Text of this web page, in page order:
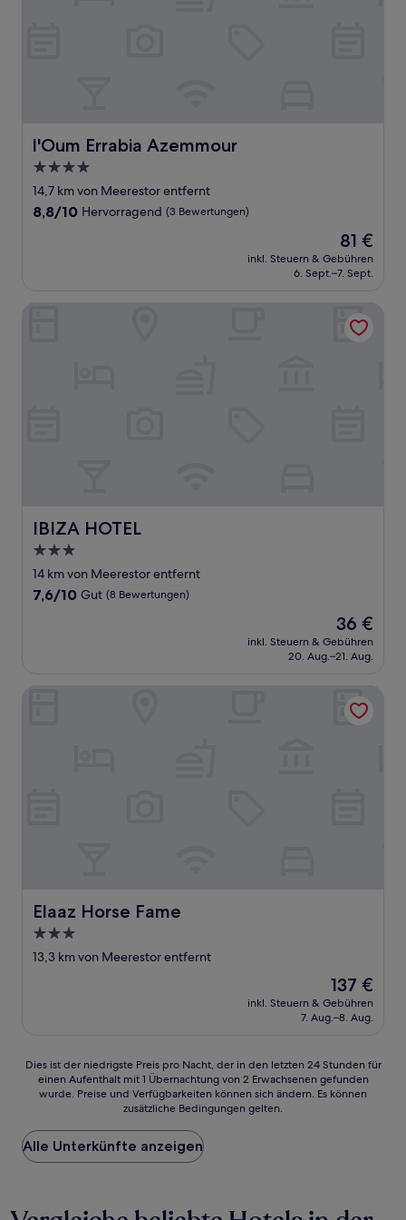
l'Oum Errabia Azemmour
l'Oum Errabia Azemmour
4.0-
Sterne-
Unterkunft
14,7 km von Meerestor entfernt
8.8
8,8/10 Hervorragend (3 Bewertungen)
Der
Preis
beträgt
81 €
inkl. Steuern & Gebühren
6. Sept.–7. Sept.
IBIZA HOTEL
IBIZA HOTEL
3.0-
Sterne-
Unterkunft
14 km von Meerestor entfernt
7.6
7,6/10 Gut (8 Bewertungen)
Der
Preis
beträgt
36 €
inkl. Steuern & Gebühren
20. Aug.–21. Aug.
Elaaz Horse Fame
Elaaz Horse Fame
3.0-
Sterne-
13,3 km von Meerestor entfernt
Der
Preis
beträgt
137 €
inkl. Steuern & Gebühren
7. Aug.–8. Aug.
Dies
der
Preis
pro
Nacht,
den
Dies ist der niedrigste Preis pro Nacht, der in den letzten 24 Stunden für
einen Aufenthalt mit 1 Übernachtung von 2 Erwachsenen gefunden
wurde. Preise und Verfügbarkeiten können sich ändern. Es können
zusätzliche Bedingungen gelten.
Alle Unterkünfte anzeigen